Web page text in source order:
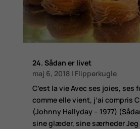
24. Sådan er livet
maj 6, 2018| Flipperkugle
C’est la vie Avec ses joies, ses
comme elle vient, j’ai compris
(Johnny Hallyday – 1977)
sine glæder, sine særheder